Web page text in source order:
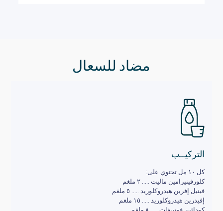
مضاد للسعال
التركيــب
كل ١٠ مل تحتوي على:
كلورفينيرامين ماليت ….. ٢ ملغم
فينيل إفرين هيدروكلوريد ….. ٥ ملغم
إفيدرين هيدروكلوريد ….. ١٥ ملغم